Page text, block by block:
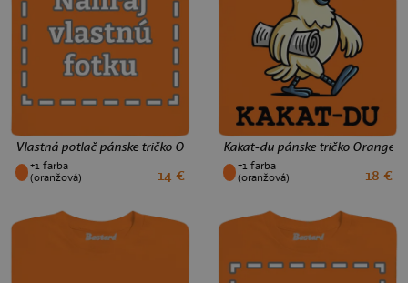
123 Kč
XS S M 3XL
Vlastná potlač pánske tričko Orange
+1 farba
(oranžová)
14 € XS S M 3XL
Kakat-du pánske tričko Orange
+1 farba
(oranžová)
18 €